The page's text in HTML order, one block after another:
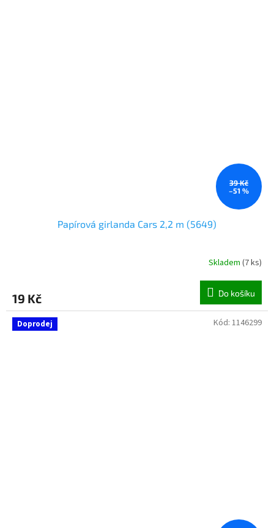
39 Kč
–51 %
Papírová girlanda Cars 2,2 m (5649)
Skladem (7 ks)
19 Kč Do košíku
Doprodej Kód: 1146299